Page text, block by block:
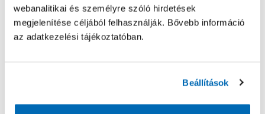
webanalitikai és személyre szóló hirdetések
megjelenítése céljából felhasználják. Bővebb információ
az adatkezelési tájékoztatóban.
Beállítások